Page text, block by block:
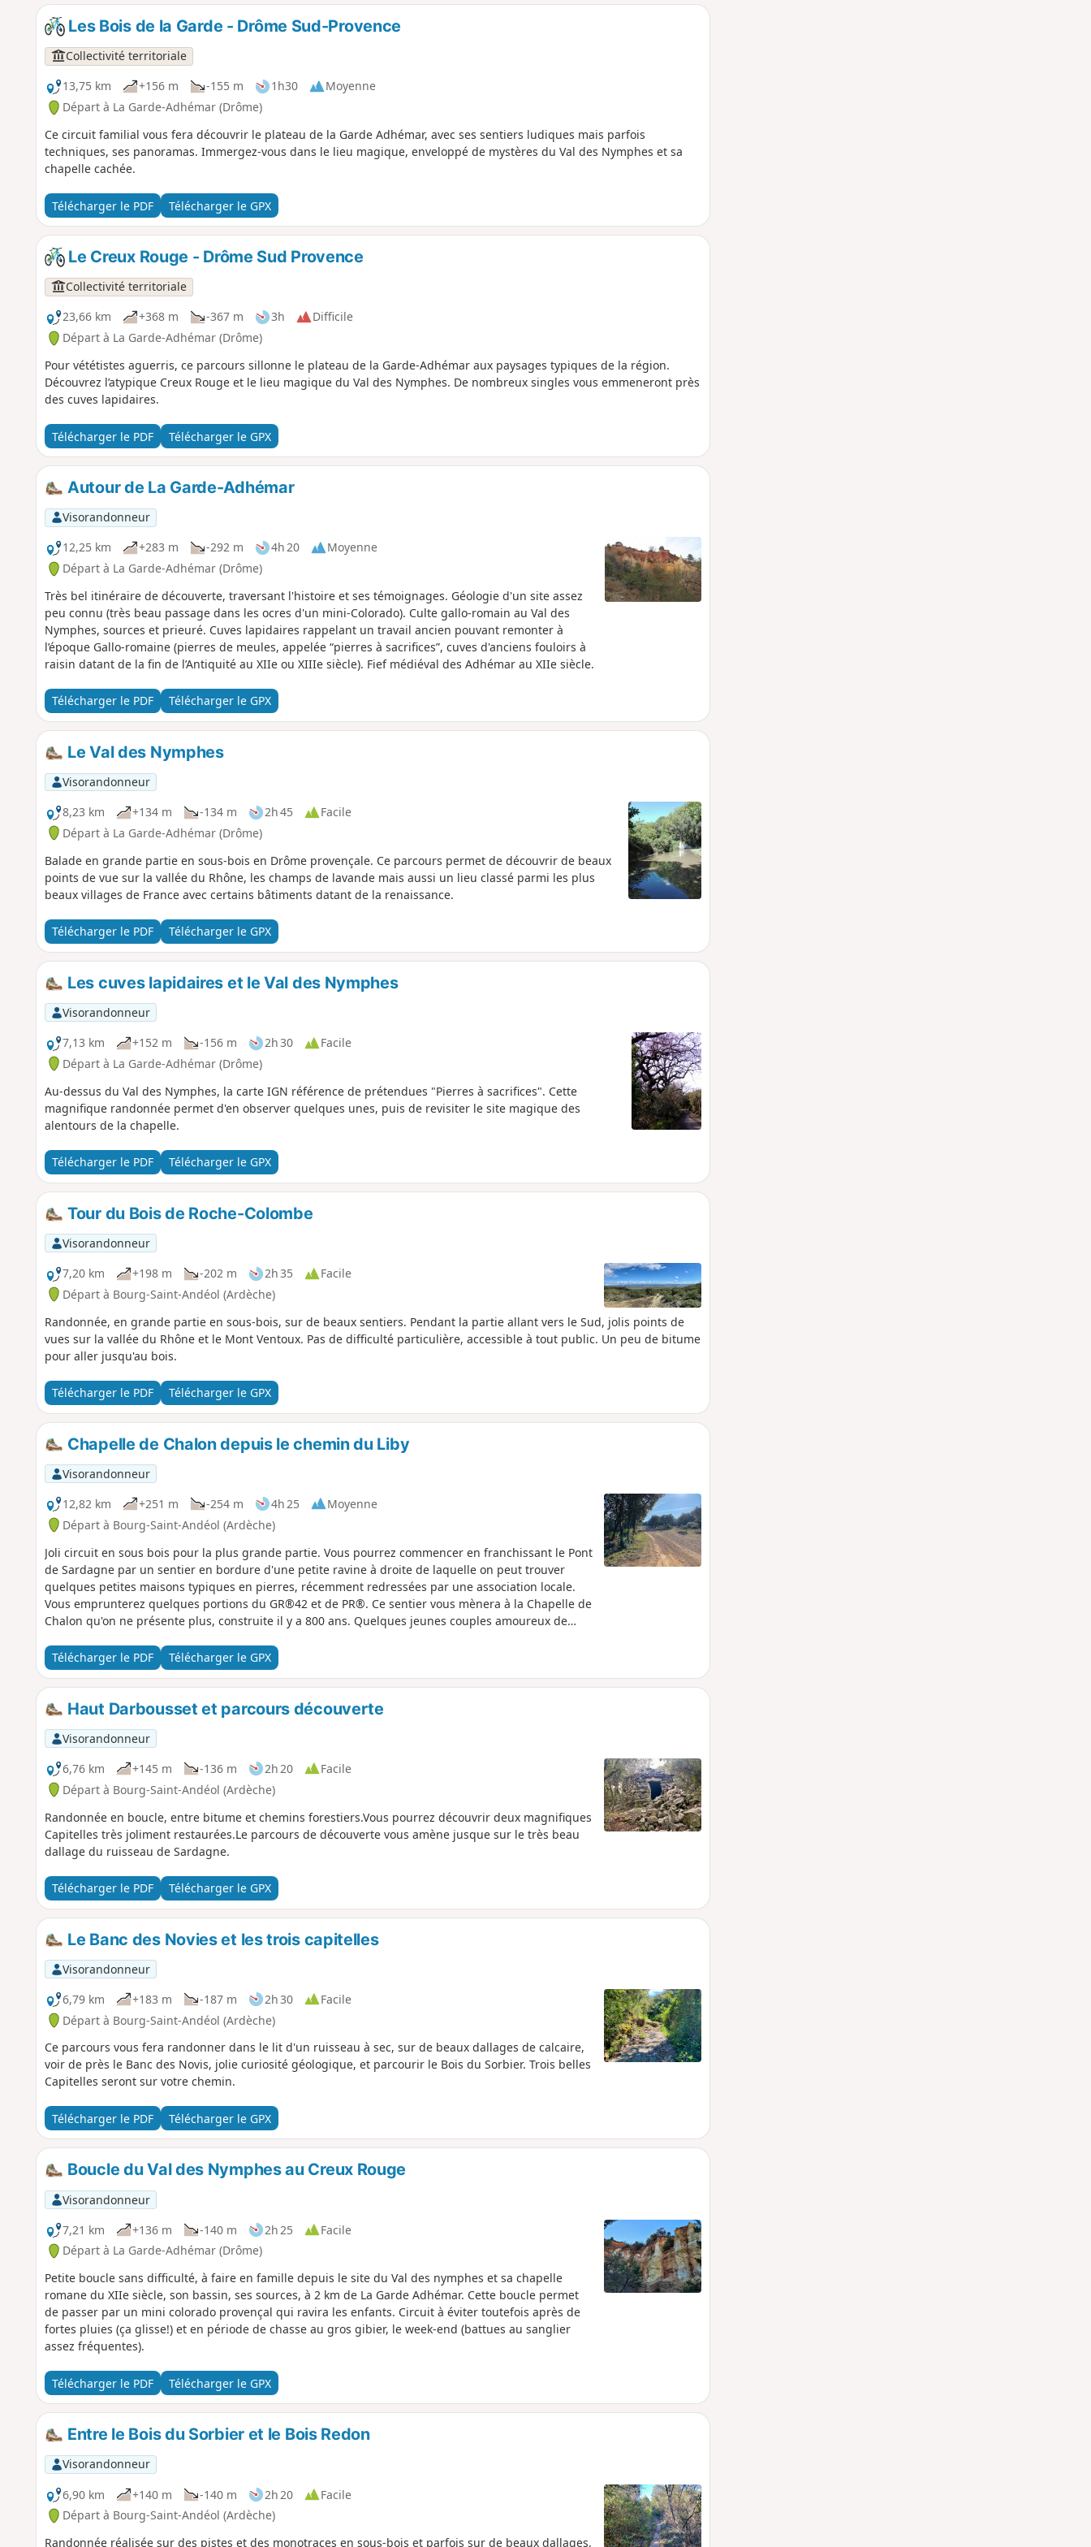
Les Bois de la Garde - Drôme Sud-Provence
Collectivité territoriale
13,75 km
+156 m -155 m 1h30
Moyenne
Départ à La Garde-Adhémar (Drôme)
Ce circuit familial vous fera découvrir le plateau de la Garde Adhémar, avec ses sentiers ludiques mais parfois
techniques, ses panoramas. Immergez-vous dans le lieu magique, enveloppé de mystères du Val des Nymphes et sa
chapelle cachée.
Télécharger le PDF Télécharger le GPX
Le Creux Rouge - Drôme Sud Provence
Collectivité territoriale
23,66 km
+368 m -367 m 3h
Difficile
Départ à La Garde-Adhémar (Drôme)
Pour vététistes aguerris, ce parcours sillonne le plateau de la Garde-Adhémar aux paysages typiques de la région.
Découvrez l’atypique Creux Rouge et le lieu magique du Val des Nymphes. De nombreux singles vous emmeneront près
des cuves lapidaires.
Télécharger le PDF Télécharger le GPX
Autour de La Garde-Adhémar
Visorandonneur
12,25 km
+283 m -292 m 4h 20
Moyenne
Départ à La Garde-Adhémar (Drôme)
Très bel itinéraire de découverte, traversant l'histoire et ses témoignages. Géologie d'un site assez
peu connu (très beau passage dans les ocres d'un mini-Colorado). Culte gallo-romain au Val des
Nymphes, sources et prieuré. Cuves lapidaires rappelant un travail ancien pouvant remonter à
l’époque Gallo-romaine (pierres de meules, appelée “pierres à sacrifices”, cuves d'anciens fouloirs à
raisin datant de la fin de l’Antiquité au XIIe ou XIIIe siècle). Fief médiéval des Adhémar au XIIe siècle.
Télécharger le PDF Télécharger le GPX
Le Val des Nymphes
Visorandonneur
8,23 km
+134 m -134 m 2h 45
Facile
Départ à La Garde-Adhémar (Drôme)
Balade en grande partie en sous-bois en Drôme provençale. Ce parcours permet de découvrir de beaux
points de vue sur la vallée du Rhône, les champs de lavande mais aussi un lieu classé parmi les plus
beaux villages de France avec certains bâtiments datant de la renaissance.
Télécharger le PDF Télécharger le GPX
Les cuves lapidaires et le Val des Nymphes
Visorandonneur
7,13 km
+152 m -156 m 2h 30
Facile
Départ à La Garde-Adhémar (Drôme)
Au-dessus du Val des Nymphes, la carte IGN référence de prétendues "Pierres à sacrifices". Cette
magnifique randonnée permet d'en observer quelques unes, puis de revisiter le site magique des
alentours de la chapelle.
Télécharger le PDF Télécharger le GPX
Tour du Bois de Roche-Colombe
Visorandonneur
7,20 km
+198 m -202 m 2h 35
Facile
Départ à Bourg-Saint-Andéol (Ardèche)
Randonnée, en grande partie en sous-bois, sur de beaux sentiers. Pendant la partie allant vers le Sud, jolis points de
vues sur la vallée du Rhône et le Mont Ventoux. Pas de difficulté particulière, accessible à tout public. Un peu de bitume
pour aller jusqu'au bois.
Télécharger le PDF Télécharger le GPX
Chapelle de Chalon depuis le chemin du Liby
Visorandonneur
12,82 km
+251 m -254 m 4h 25
Moyenne
Départ à Bourg-Saint-Andéol (Ardèche)
Joli circuit en sous bois pour la plus grande partie. Vous pourrez commencer en franchissant le Pont
de Sardagne par un sentier en bordure d'une petite ravine à droite de laquelle on peut trouver
quelques petites maisons typiques en pierres, récemment redressées par une association locale.
Vous emprunterez quelques portions du GR®42 et de PR®. Ce sentier vous mènera à la Chapelle de
Chalon qu'on ne présente plus, construite il y a 800 ans. Quelques jeunes couples amoureux de
Acacias et vous passerez au pied du magnifique Banc des Novis. Le parcours est en grande partie
dans un ruisseau (à sec) avec de beaux dallages calcaires.
Télécharger le PDF Télécharger le GPX
Haut Darbousset et parcours découverte
Visorandonneur
6,76 km
+145 m -136 m 2h 20
Facile
Départ à Bourg-Saint-Andéol (Ardèche)
Randonnée en boucle, entre bitume et chemins forestiers.Vous pourrez découvrir deux magnifiques
Capitelles très joliment restaurées.Le parcours de découverte vous amène jusque sur le très beau
dallage du ruisseau de Sardagne.
Télécharger le PDF Télécharger le GPX
Le Banc des Novies et les trois capitelles
Visorandonneur
6,79 km
+183 m -187 m 2h 30
Facile
Départ à Bourg-Saint-Andéol (Ardèche)
Ce parcours vous fera randonner dans le lit d'un ruisseau à sec, sur de beaux dallages de calcaire,
voir de près le Banc des Novis, jolie curiosité géologique, et parcourir le Bois du Sorbier. Trois belles
Capitelles seront sur votre chemin.
Télécharger le PDF Télécharger le GPX
Boucle du Val des Nymphes au Creux Rouge
Visorandonneur
7,21 km
+136 m -140 m 2h 25
Facile
Départ à La Garde-Adhémar (Drôme)
Petite boucle sans difficulté, à faire en famille depuis le site du Val des nymphes et sa chapelle
romane du XIIe siècle, son bassin, ses sources, à 2 km de La Garde Adhémar. Cette boucle permet
de passer par un mini colorado provençal qui ravira les enfants. Circuit à éviter toutefois après de
fortes pluies (ça glisse!) et en période de chasse au gros gibier, le week-end (battues au sanglier
assez fréquentes).
Télécharger le PDF Télécharger le GPX
Entre le Bois du Sorbier et le Bois Redon
Visorandonneur
6,90 km
+140 m -140 m 2h 20
Facile
Départ à Bourg-Saint-Andéol (Ardèche)
Randonnée réalisée sur des pistes et des monotraces en sous-bois et parfois sur de beaux dallages,